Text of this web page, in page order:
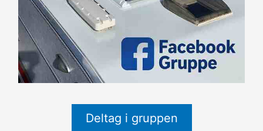
Deltag i gruppen